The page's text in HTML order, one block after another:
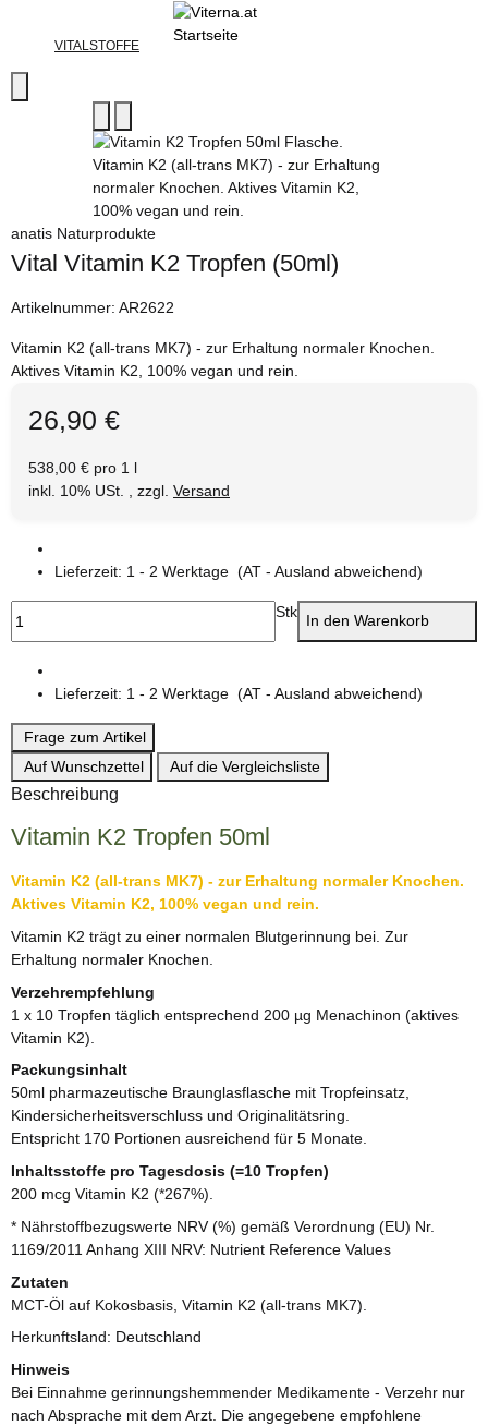
VITALSTOFFE
anatis Naturprodukte
Vital Vitamin K2 Tropfen (50ml)
Artikelnummer: AR2622
Vitamin K2 (all-trans MK7) - zur Erhaltung normaler Knochen.
Aktives Vitamin K2, 100% vegan und rein.
26,90 €
538,00 € pro 1 l
inkl. 10% USt. , zzgl. Versand
Lieferzeit: 1 - 2 Werktage (AT - Ausland abweichend)
Stk In den Warenkorb
Lieferzeit: 1 - 2 Werktage (AT - Ausland abweichend)
Frage zum Artikel
Auf Wunschzettel
Auf die Vergleichsliste
Beschreibung
Vitamin K2 Tropfen 50ml
Vitamin K2 (all-trans MK7) - zur Erhaltung normaler Knochen.
Aktives Vitamin K2, 100% vegan und rein.
Vitamin K2 trägt zu einer normalen Blutgerinnung bei. Zur
Erhaltung normaler Knochen.
Verzehrempfehlung
1 x 10 Tropfen täglich entsprechend 200 µg Menachinon (aktives
Vitamin K2).
Packungsinhalt
50ml pharmazeutische Braunglasflasche mit Tropfeinsatz,
Kindersicherheitsverschluss und Originalitätsring.
Entspricht 170 Portionen ausreichend für 5 Monate.
Inhaltsstoffe pro Tagesdosis (=10 Tropfen)
200 mcg Vitamin K2 (*267%).
* Nährstoffbezugswerte NRV (%) gemäß Verordnung (EU) Nr.
1169/2011 Anhang XIII NRV: Nutrient Reference Values
Zutaten
MCT-Öl auf Kokosbasis, Vitamin K2 (all-trans MK7).
Herkunftsland: Deutschland
Hinweis
Bei Einnahme gerinnungshemmender Medikamente - Verzehr nur
nach Absprache mit dem Arzt. Die angegebene empfohlene